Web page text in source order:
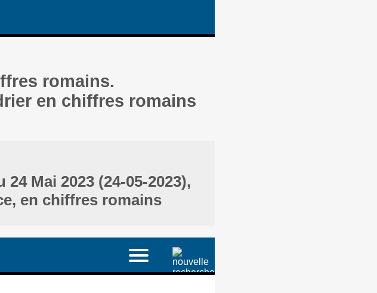
romains.
en chiffres romains
Mai 2023 (24-05-2023),
en chiffres romains